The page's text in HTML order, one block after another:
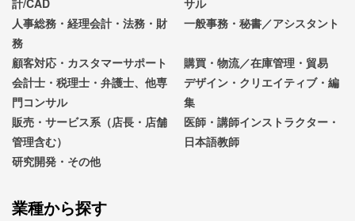
人事総務・経理会計・法務・財
務
一般事務・秘書／アシスタント
顧客対応・カスタマーサポート
購買・物流／在庫管理・貿易
会計士・税理士・弁護士、他専
門コンサル
デザイン・クリエイティブ・編
集
販売・サービス系（店長・店舗
管理含む）
医師・講師インストラクター・
日本語教師
研究開発・その他
業種から探す